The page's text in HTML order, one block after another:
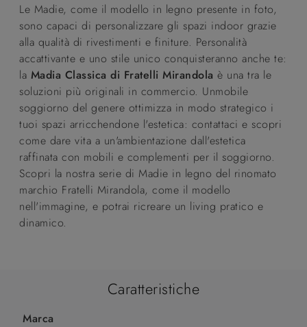
Le Madie, come il modello in legno presente in foto,
sono capaci di personalizzare gli spazi indoor grazie
alla qualità di rivestimenti e finiture. Personalità
accattivante e uno stile unico conquisteranno anche te:
la Madia Classica di Fratelli Mirandola è una tra le
soluzioni più originali in commercio. Unmobile
soggiorno del genere ottimizza in modo strategico i
tuoi spazi arricchendone l'estetica: contattaci e scopri
come dare vita a un'ambientazione dall'estetica
raffinata con mobili e complementi per il soggiorno.
Scopri la nostra serie di Madie in legno del rinomato
marchio Fratelli Mirandola, come il modello
nell'immagine, e potrai ricreare un living pratico e
dinamico.
Caratteristiche
Marca